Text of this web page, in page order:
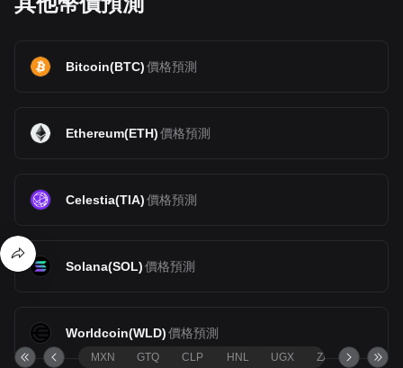
Bitcoin(BTC)價格預測
Ethereum(ETH)價格預測
Celestia(TIA)價格預測
Solana(SOL)價格預測
Worldcoin(WLD)價格預測
MXN GTQ CLP HNL UGX ZAR TND